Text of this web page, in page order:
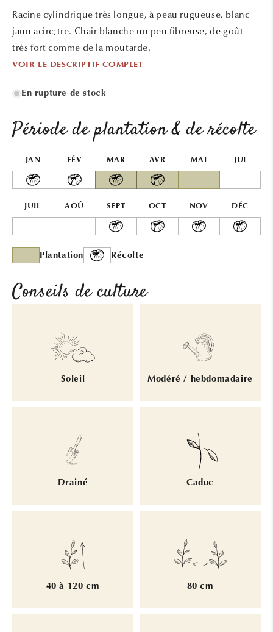
fenêtre
modale
Racine cylindrique très longue, à peau rugueuse, blanc
jaun acirc;tre. Chair blanche un peu fibreuse, de goût
très fort comme de la moutarde.
VOIR LE DESCRIPTIF COMPLET
En rupture de stock
Période de plantation & de récolte
JAN FÉV MAR AVR MAI JUI
JUIL AOÛ SEPT OCT NOV DÉC
Plantation Récolte
Conseils de culture
Soleil Modéré / hebdomadaire
Drainé Caduc
40 à 120 cm 80 cm